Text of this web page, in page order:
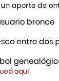
aporte de
bronce
entre dos
aquí